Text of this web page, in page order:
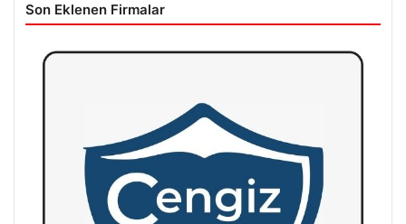
Son Eklenen Firmalar